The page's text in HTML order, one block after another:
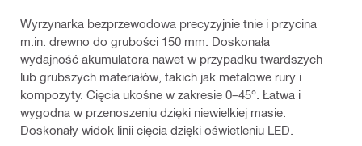
Wyrzynarka bezprzewodowa precyzyjnie tnie i przycina
m.in. drewno do grubości 150 mm. Doskonała
wydajność akumulatora nawet w przypadku twardszych
lub grubszych materiałów, takich jak metalowe rury i
kompozyty. Cięcia ukośne w zakresie 0–45°. Łatwa i
wygodna w przenoszeniu dzięki niewielkiej masie.
Doskonały widok linii cięcia dzięki oświetleniu LED.